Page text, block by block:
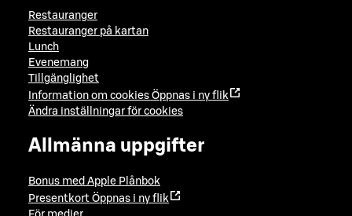
Restauranger
Restauranger på kartan
Lunch
Evenemang
Tillgänglighet
Information om cookies Öppnas i ny flik
Ändra inställningar för cookies
Allmänna uppgifter
Bonus med Apple Plånbok
Presentkort Öppnas i ny flik